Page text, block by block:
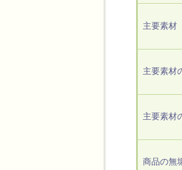
主要素材
主要素材
主要素材
商品の無